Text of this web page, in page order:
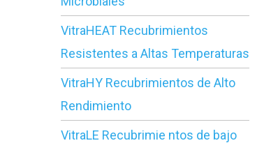
VitraHEAT Recubrimientos
Resistentes a Altas Temperaturas
VitraHY Recubrimientos de Alto
Rendimiento
VitraLE Recubrimie ntos de bajo